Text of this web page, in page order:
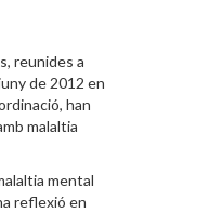
reunides a
de 2012 en
han
malaltia
mental
reflexió en